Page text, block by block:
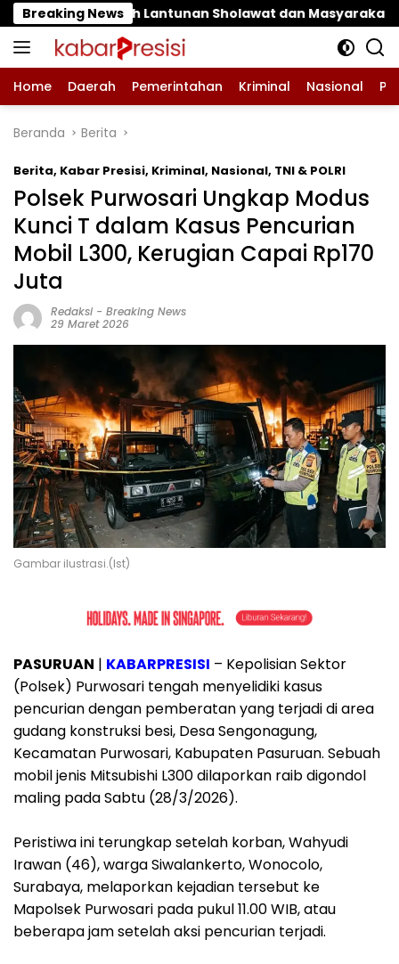
Langsung
ke
konten
Breaking News
Sholawat dan Masyarakat Pantau Budidaya
Home Daerah Pemerintahan Kriminal Nasional
Beranda Berita
Berita, Kabar Presisi, Kriminal, Nasional, TNI & POLRI
‎Polsek Purwosari Ungkap Modus
Kunci T dalam Kasus Pencurian
Mobil L300, Kerugian Capai Rp170
Juta
Redaksi- Breaking News
29 Maret 2026
Gambar ilustrasi.(Ist)
PASURUAN | KABARPRESISI – Kepolisian Sektor
(Polsek) Purwosari tengah menyelidiki kasus
pencurian dengan pemberatan yang terjadi di area
gudang konstruksi besi, Desa Sengonagung,
Kecamatan Purwosari, Kabupaten Pasuruan. Sebuah
mobil jenis Mitsubishi L300 dilaporkan raib digondol
maling pada Sabtu (28/3/2026).
‎Peristiwa ini terungkap setelah korban, Wahyudi
Irawan (46), warga Siwalankerto, Wonocolo,
Surabaya, melaporkan kejadian tersebut ke
Mapolsek Purwosari pada pukul 11.00 WIB, atau
beberapa jam setelah aksi pencurian terjadi.